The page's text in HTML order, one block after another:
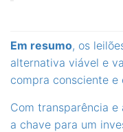
Em resumo, os
alternativa viável e
compra consciente e
Com transparência e
a chave para um